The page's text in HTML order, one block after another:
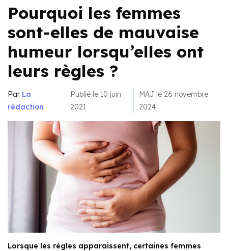
Pourquoi les femmes
sont-elles de mauvaise
humeur lorsqu’elles ont
leurs règles ?
Par La
rédaction
Publié le 10 juin
2021
MAJ le 26 novembre
2024
Lorsque les règles apparaissent, certaines femmes